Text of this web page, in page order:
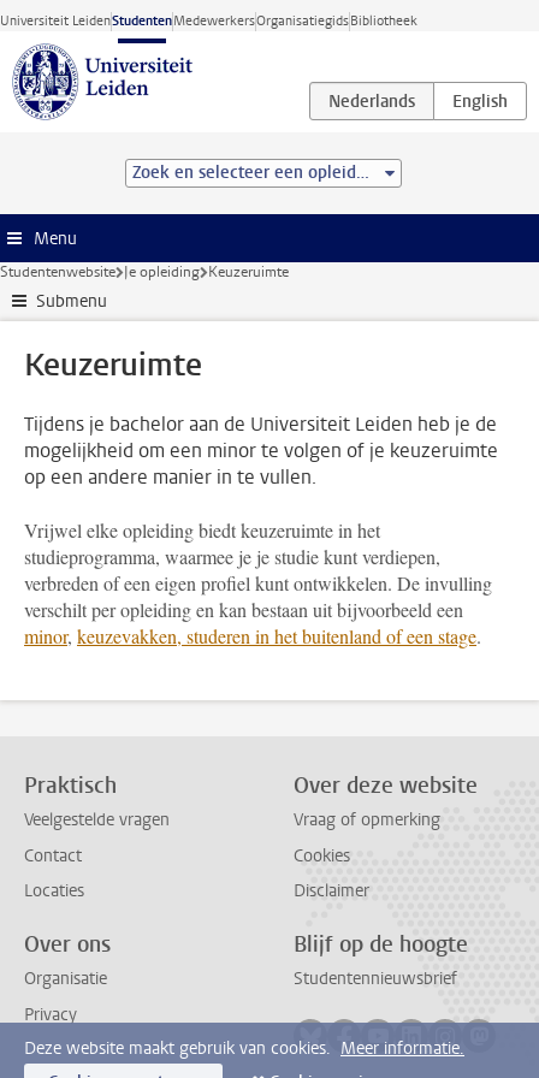
Ga direct naar de inhoud
Universiteit LeidenStudentenMedewerkersOrganisatiegidsBibliotheek
Zoek en selecteer een opleiding
Menu
Studentenwebsite Je opleiding Keuzeruimte
Submenu
Keuzeruimte
Tijdens je bachelor aan de Universiteit Leiden heb je de
mogelijkheid om een minor te volgen of je keuzeruimte
op een andere manier in te vullen.
Vrijwel elke opleiding biedt keuzeruimte in het
studieprogramma, waarmee je je studie kunt verdiepen,
verbreden of een eigen profiel kunt ontwikkelen. De invulling
verschilt per opleiding en kan bestaan uit bijvoorbeeld een
minor, keuzevakken, studeren in het buitenland of een stage.
Praktisch
Veelgestelde vragen
Contact
Locaties
Over deze website
Vraag of opmerking
Cookies
Disclaimer
Over ons
Organisatie
Privacy
Blijf op de hoogte
Studentennieuwsbrief
Deze website maakt gebruik van cookies. Meer informatie.